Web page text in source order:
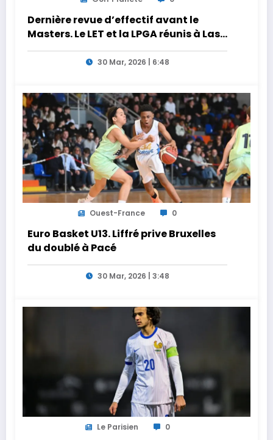
Dernière revue d’effectif avant le
Masters. Le LET et la LPGA réunis à Las
Vegas au programme de la semaine
30 Mar, 2026 | 6:48
Ouest-France 0
Euro Basket U13. Liffré prive Bruxelles
du doublé à Pacé
30 Mar, 2026 | 3:48
Le Parisien 0